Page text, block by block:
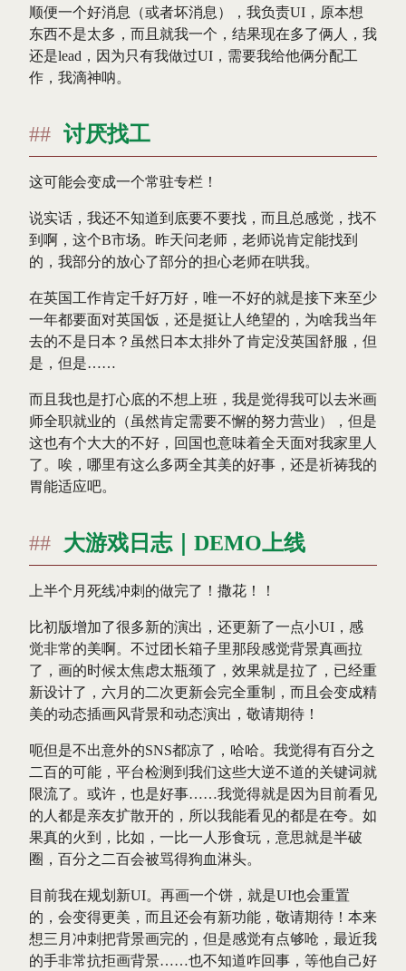
顺便一个好消息（或者坏消息），我负责UI，原本想
东西不是太多，而且就我一个，结果现在多了俩人，我
还是lead，因为只有我做过UI，需要我给他俩分配工
作，我滴神呐。
讨厌找工
这可能会变成一个常驻专栏！
说实话，我还不知道到底要不要找，而且总感觉，找不
到啊，这个B市场。昨天问老师，老师说肯定能找到
的，我部分的放心了部分的担心老师在哄我。
在英国工作肯定千好万好，唯一不好的就是接下来至少
一年都要面对英国饭，还是挺让人绝望的，为啥我当年
去的不是日本？虽然日本太排外了肯定没英国舒服，但
是，但是……
而且我也是打心底的不想上班，我是觉得我可以去米画
师全职就业的（虽然肯定需要不懈的努力营业），但是
这也有个大大的不好，回国也意味着全天面对我家里人
了。唉，哪里有这么多两全其美的好事，还是祈祷我的
胃能适应吧。
大游戏日志｜DEMO上线
上半个月死线冲刺的做完了！撒花！！
比初版增加了很多新的演出，还更新了一点小UI，感
觉非常的美啊。不过团长箱子里那段感觉背景真画拉
了，画的时候太焦虑太瓶颈了，效果就是拉了，已经重
新设计了，六月的二次更新会完全重制，而且会变成精
美的动态插画风背景和动态演出，敬请期待！
呃但是不出意外的SNS都凉了，哈哈。我觉得有百分之
二百的可能，平台检测到我们这些大逆不道的关键词就
限流了。或许，也是好事……我觉得就是因为目前看见
的人都是亲友扩散开的，所以我能看见的都是在夸。如
果真的火到，比如，一比一人形食玩，意思就是半破
圈，百分之二百会被骂得狗血淋头。
目前我在规划新UI。再画一个饼，就是UI也会重置
的，会变得更美，而且还会有新功能，敬请期待！本来
想三月冲刺把背景画完的，但是感觉有点够呛，最近我
的手非常抗拒画背景……也不知道咋回事，等他自己好